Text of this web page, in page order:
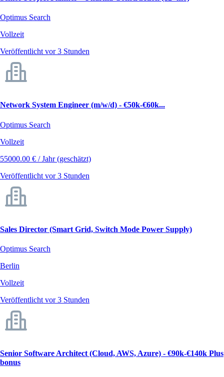
Optimus Search
Vollzeit
Veröffentlicht vor 3 Stunden
Network System Engineer (m/w/d) - €50k-€60k...
Optimus Search
Vollzeit
55000.00 € / Jahr (geschätzt)
Veröffentlicht vor 3 Stunden
Sales Director (Smart Grid, Switch Mode Power Supply)
Optimus Search
Berlin
Vollzeit
Veröffentlicht vor 3 Stunden
Senior Software Architect (Cloud, AWS, Azure) - €90k-€140k Plus
bonus